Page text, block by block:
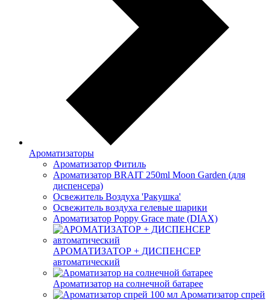
Ароматизаторы
Ароматизатор Фитиль
Ароматизатор BRAIT 250ml Moon Garden (для
диспенсера)
Освежитель Воздуха 'Ракушка'
Освежитель воздуха гелевые шарики
Ароматизатор Poppy Grace mate (DIAX)
АРОМАТИЗАТОР + ДИСПЕНСЕР
автоматический
Ароматизатор на солнечной батарее
Ароматизатор спрей